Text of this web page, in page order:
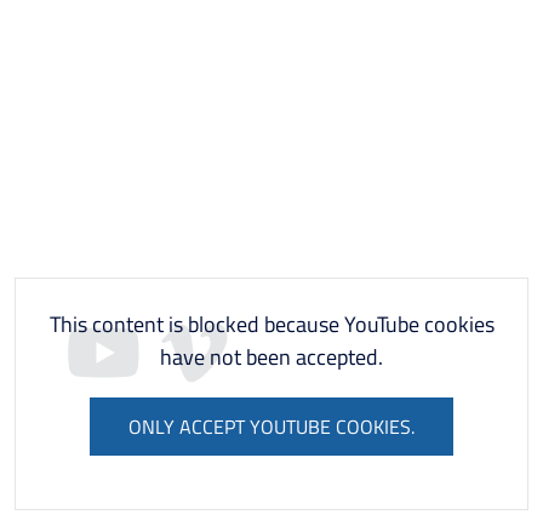
This content is blocked because YouTube cookies
have not been accepted.
ONLY ACCEPT YOUTUBE COOKIES.